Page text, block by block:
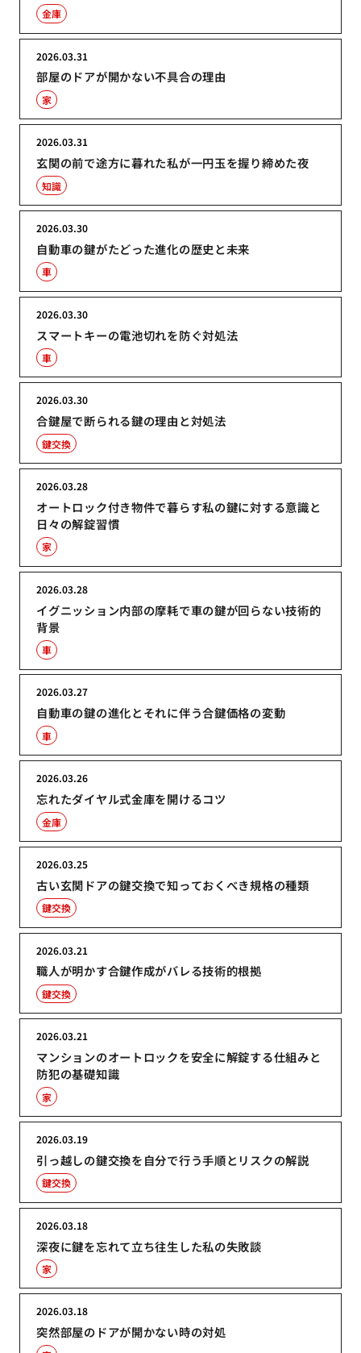
金庫
部屋のドアが開かない不具合の理由
2026.03.31
家
玄関の前で途方に暮れた私が一円玉を握り締めた夜
2026.03.31
知識
自動車の鍵がたどった進化の歴史と未来
2026.03.30
車
スマートキーの電池切れを防ぐ対処法
2026.03.30
車
合鍵屋で断られる鍵の理由と対処法
2026.03.30
鍵交換
オートロック付き物件で暮らす私の鍵に対する意識と
日々の解錠習慣
2026.03.28
家
イグニッション内部の摩耗で車の鍵が回らない技術的
背景
2026.03.28
車
自動車の鍵の進化とそれに伴う合鍵価格の変動
2026.03.27
車
忘れたダイヤル式金庫を開けるコツ
2026.03.26
金庫
古い玄関ドアの鍵交換で知っておくべき規格の種類
2026.03.25
鍵交換
職人が明かす合鍵作成がバレる技術的根拠
2026.03.21
鍵交換
マンションのオートロックを安全に解錠する仕組みと
防犯の基礎知識
2026.03.21
家
引っ越しの鍵交換を自分で行う手順とリスクの解説
2026.03.19
鍵交換
深夜に鍵を忘れて立ち往生した私の失敗談
2026.03.18
家
突然部屋のドアが開かない時の対処
2026.03.18